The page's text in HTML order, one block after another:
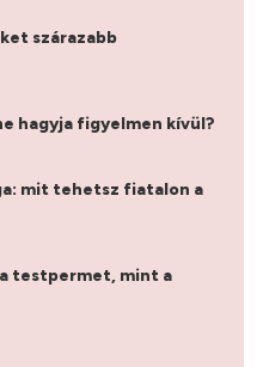
szárazabb
hagyja figyelmen kívül?
mit tehetsz fiatalon a
testpermet, mint a